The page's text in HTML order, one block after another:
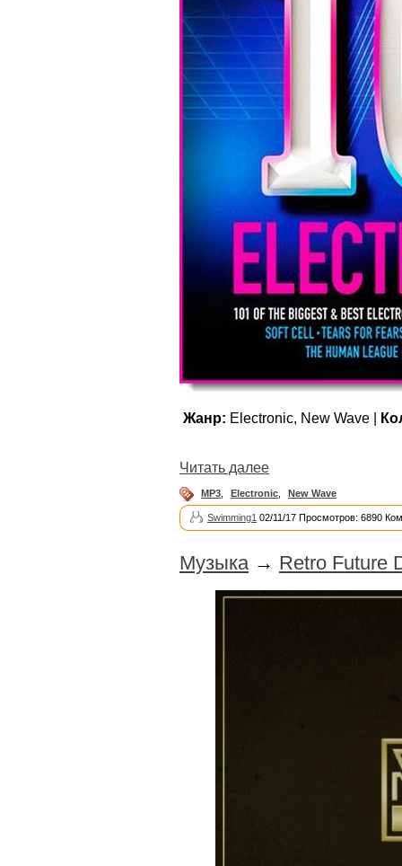
Жанр: Electronic, New Wave |
Читать далее
MP3 Electronic New Wave
Swimming1 02/11/17 Просмотров: 6890
Музыка → Retro Future